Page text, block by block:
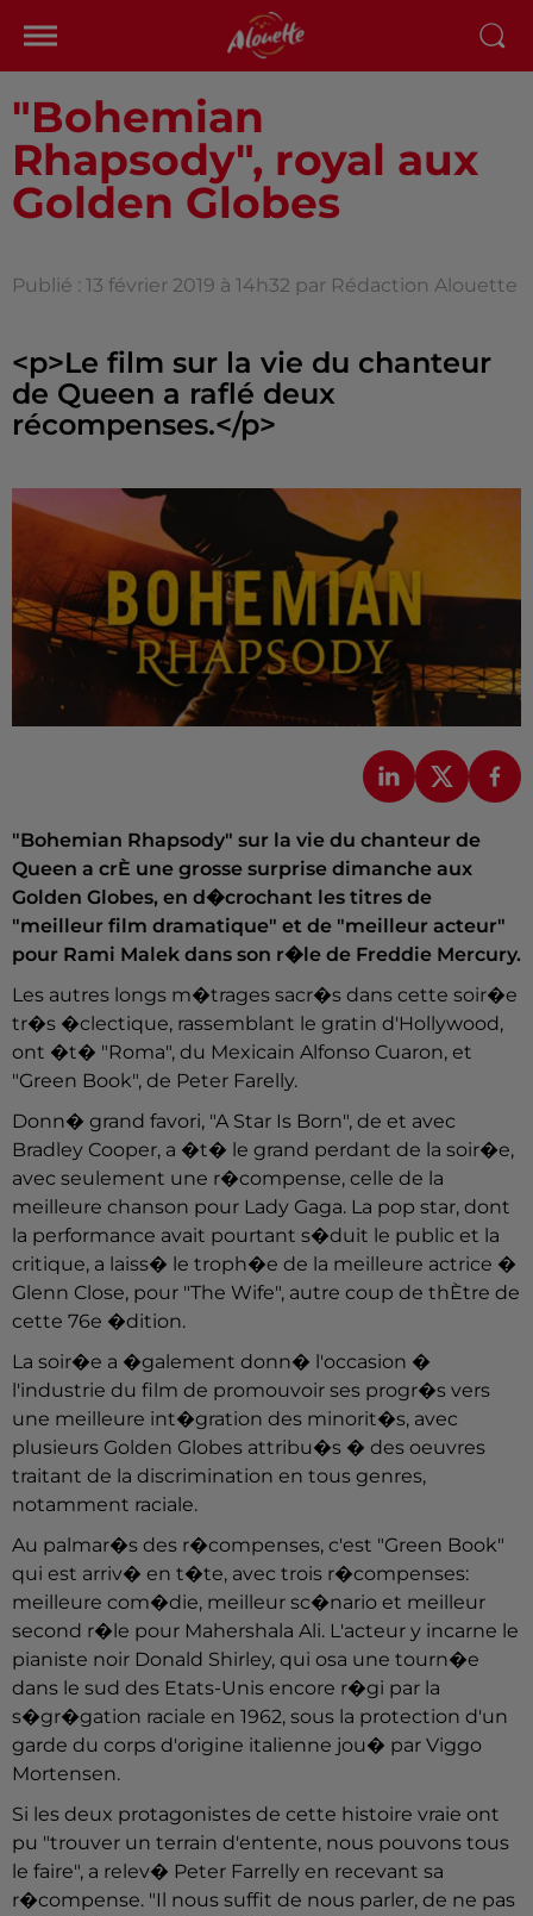
"Bohemian
Rhapsody", royal aux
Golden Globes
Publié : 13 février 2019 à 14h32 par Rédaction Alouette
<p>Le film sur la vie du chanteur
de Queen a raflé deux
"Bohemian Rhapsody" sur la vie du chanteur de
Queen a crÈ une grosse surprise dimanche aux
Golden Globes, en d�crochant les titres de
"meilleur film dramatique" et de "meilleur acteur"
pour Rami Malek dans son r�le de Freddie Mercury.
Les autres longs m�trages sacr�s dans cette soir�e
tr�s �clectique, rassemblant le gratin d'Hollywood,
ont �t� "Roma", du Mexicain Alfonso Cuaron, et
"Green Book", de Peter Farelly.
Donn� grand favori, "A Star Is Born", de et avec
Bradley Cooper, a �t� le grand perdant de la soir�e,
avec seulement une r�compense, celle de la
meilleure chanson pour Lady Gaga. La pop star, dont
la performance avait pourtant s�duit le public et la
critique, a laiss� le troph�e de la meilleure actrice �
Glenn Close, pour "The Wife", autre coup de thÈtre de
cette 76e �dition.
La soir�e a �galement donn� l'occasion �
l'industrie du film de promouvoir ses progr�s vers
une meilleure int�gration des minorit�s, avec
plusieurs Golden Globes attribu�s � des oeuvres
traitant de la discrimination en tous genres,
notamment raciale.
Au palmar�s des r�compenses, c'est "Green Book"
qui est arriv� en t�te, avec trois r�compenses:
meilleure com�die, meilleur sc�nario et meilleur
second r�le pour Mahershala Ali. L'acteur y incarne le
pianiste noir Donald Shirley, qui osa une tourn�e
dans le sud des Etats-Unis encore r�gi par la
s�gr�gation raciale en 1962, sous la protection d'un
garde du corps d'origine italienne jou� par Viggo
Mortensen.
Si les deux protagonistes de cette histoire vraie ont
pu "trouver un terrain d'entente, nous pouvons tous
le faire", a relev� Peter Farrelly en recevant sa
r�compense. "Il nous suffit de nous parler, de ne pas